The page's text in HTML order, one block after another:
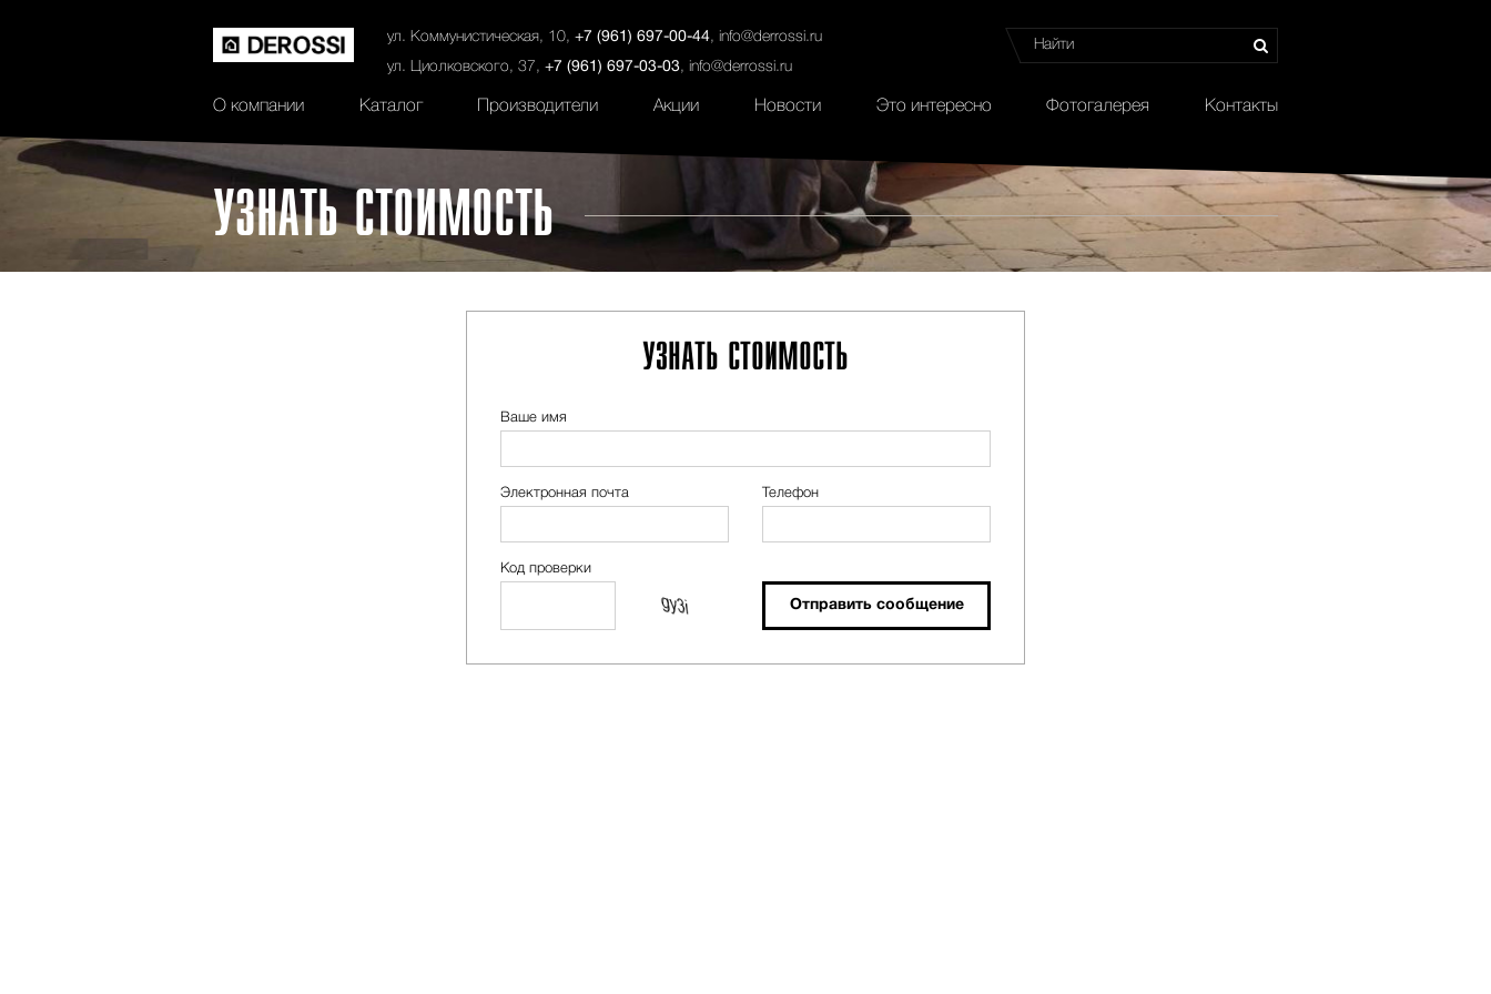
ул. Коммунистическая, 10, +7 (961) 697-00-44, info@derrossi.ru
ул. Циолковского, 37, +7 (961) 697-03-03, info@derrossi.ru
О компании
История Сертификаты Контакты Салоны Услуги Наши проекты
Каталог Производители Акции Новости Это интересно Фотогалерея Контакты
УЗНАТЬ СТОИМОСТЬ
УЗНАТЬ СТОИМОСТЬ
Ваше имя
Электронная почта Телефон
Код проверки
Отправить сообщение